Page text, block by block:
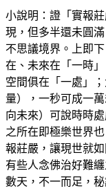
小說明：證「實報
現，但多半還未圓
不思議境界。上即
在、未來在「一時
空間俱在「一處」
量），一秒可成一
向未來）可說時時
之所在即極樂世界
報莊嚴，讓現世就
有些人念佛治好難
數天，不一而足，